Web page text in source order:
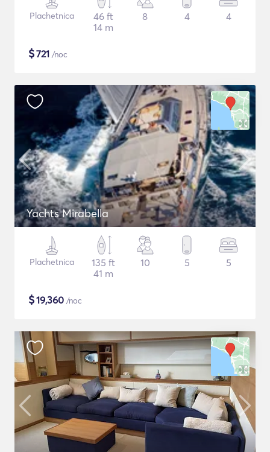
Plachetnica
46 ft
14 m
8 4 4
$721 /noc
Yachts Mirabella
Plachetnica
135 ft
41 m
10 5 5
$19,360 /noc